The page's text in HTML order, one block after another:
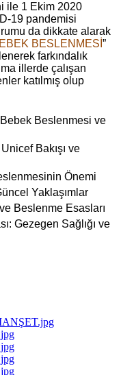
ile 1 Ekim 2020
19 pandemisi
da dikkate alarak
BESLENMESİ ”
farkındalık
illerde çalışan
katılmış olup
Beslenmesi ve
Bakışı ve
Önemi
Yaklaşımlar
Beslenme Esasları
Gezegen Sağlığı ve